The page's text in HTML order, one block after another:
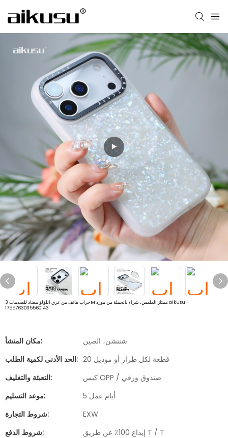
جراب هاتف من عرق اللؤلؤ مضاد للصدمات 3M ممتاز الملمس، شراء بالجملة من مورد aikusu-
1755763035560143
مكان المنشأ:
شنتشن، الصين
الحد الأدنى لكمية الطلب:
20 قطعة لكل طراز أو موديل
التعبئة والتغليف:
كيس OPP / صندوق ورقي
موعد التسليم:
5 أيام عمل
شروط التجارة:
EXW
شروط الدفع:
إيداع 100٪ عن طريق T / T